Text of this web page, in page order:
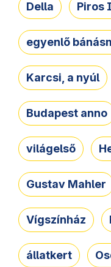
Della Piros
egyenlő
Karcsi, a nyúl
Budapest anno
világelső
Gustav Mahler
Vígszínház
állatkert